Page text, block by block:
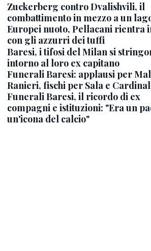
Zuckerberg contro Dvalishvili, il
combattimento in mezzo a un
Europei nuoto, Pellacani rientra
con gli azzurri dei tuffi
Baresi, i tifosi del Milan si
intorno al loro ex capitano
Funerali Baresi: applausi per
Ranieri, fischi per Sala e
Funerali Baresi, il ricordo di ex
compagni e istituzioni: "Era un
un'icona del calcio"